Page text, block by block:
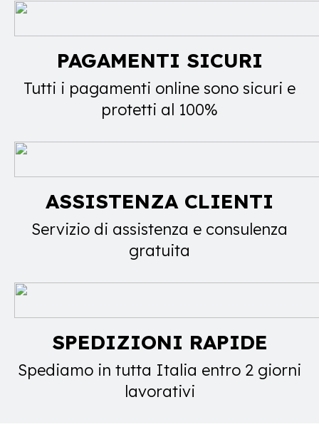
PAGAMENTI SICURI
Tutti i pagamenti online sono sicuri e
protetti al 100%
ASSISTENZA CLIENTI
Servizio di assistenza e consulenza
gratuita
SPEDIZIONI RAPIDE
Spediamo in tutta Italia entro 2 giorni
lavorativi